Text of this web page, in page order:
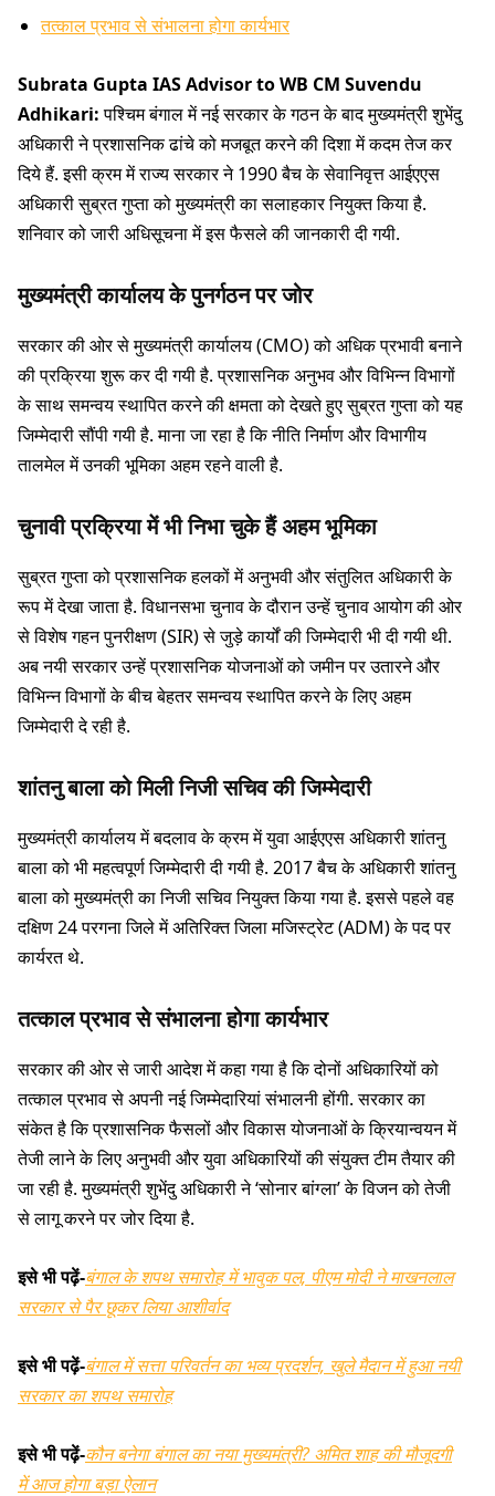
तत्काल प्रभाव से संभालना होगा कार्यभार
Subrata Gupta IAS Advisor to WB CM Suvendu
Adhikari:पश्चिम बंगाल में नई सरकार के गठन के बाद मुख्यमंत्री शुभेंदु
अधिकारी ने प्रशासनिक ढांचे को मजबूत करने की दिशा में कदम तेज कर
दिये हैं. इसी क्रम में राज्य सरकार ने 1990 बैच के सेवानिवृत्त आईएएस
अधिकारी सुब्रत गुप्ता को मुख्यमंत्री का सलाहकार नियुक्त किया है.
शनिवार को जारी अधिसूचना में इस फैसले की जानकारी दी गयी.
मुख्यमंत्री कार्यालय के पुनर्गठन पर जोर
सरकार की ओर से मुख्यमंत्री कार्यालय (CMO) को अधिक प्रभावी बनाने
की प्रक्रिया शुरू कर दी गयी है. प्रशासनिक अनुभव और विभिन्न विभागों
के साथ समन्वय स्थापित करने की क्षमता को देखते हुए सुब्रत गुप्ता को यह
जिम्मेदारी सौंपी गयी है. माना जा रहा है कि नीति निर्माण और विभागीय
तालमेल में उनकी भूमिका अहम रहने वाली है.
चुनावी प्रक्रिया में भी निभा चुके हैं अहम भूमिका
सुब्रत गुप्ता को प्रशासनिक हलकों में अनुभवी और संतुलित अधिकारी के
रूप में देखा जाता है. विधानसभा चुनाव के दौरान उन्हें चुनाव आयोग की ओर
से विशेष गहन पुनरीक्षण (SIR) से जुड़े कार्यों की जिम्मेदारी भी दी गयी थी.
अब नयी सरकार उन्हें प्रशासनिक योजनाओं को जमीन पर उतारने और
विभिन्न विभागों के बीच बेहतर समन्वय स्थापित करने के लिए अहम
जिम्मेदारी दे रही है.
शांतनु बाला को मिली निजी सचिव की जिम्मेदारी
मुख्यमंत्री कार्यालय में बदलाव के क्रम में युवा आईएएस अधिकारी शांतनु
बाला को भी महत्वपूर्ण जिम्मेदारी दी गयी है. 2017 बैच के अधिकारी शांतनु
बाला को मुख्यमंत्री का निजी सचिव नियुक्त किया गया है. इससे पहले वह
दक्षिण 24 परगना जिले में अतिरिक्त जिला मजिस्ट्रेट (ADM) के पद पर
कार्यरत थे.
तत्काल प्रभाव से संभालना होगा कार्यभार
सरकार की ओर से जारी आदेश में कहा गया है कि दोनों अधिकारियों को
तत्काल प्रभाव से अपनी नई जिम्मेदारियां संभालनी होंगी. सरकार का
संकेत है कि प्रशासनिक फैसलों और विकास योजनाओं के क्रियान्वयन में
तेजी लाने के लिए अनुभवी और युवा अधिकारियों की संयुक्त टीम तैयार की
जा रही है. मुख्यमंत्री शुभेंदु अधिकारी ने ‘सोनार बांग्ला’ के विजन को तेजी
से लागू करने पर जोर दिया है.
इसे भी पढ़ें-बंगाल के शपथ समारोह में भावुक पल, पीएम मोदी ने माखनलाल
सरकार से पैर छूकर लिया आशीर्वाद
इसे भी पढ़ें-बंगाल में सत्ता परिवर्तन का भव्य प्रदर्शन, खुले मैदान में हुआ नयी
सरकार का शपथ समारोह
इसे भी पढ़ें-कौन बनेगा बंगाल का नया मुख्यमंत्री? अमित शाह की मौजूदगी
में आज होगा बड़ा ऐलान